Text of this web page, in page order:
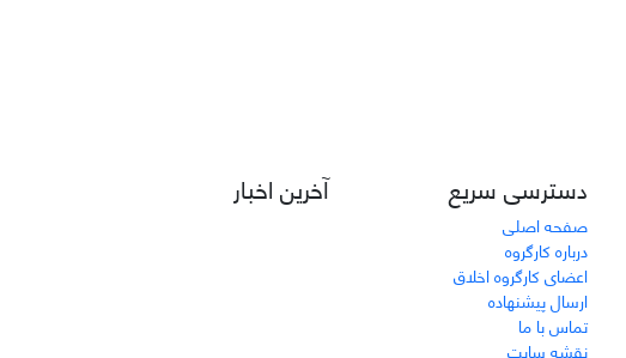
دسترسی سریع
صفحه اصلی
درباره کارگروه
اعضای کارگروه اخلاق
ارسال پیشنهاده
تماس با ما
نقشه سایت
آخرین اخبار